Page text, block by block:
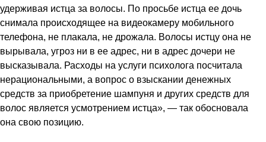
удерживая истца за волосы. По просьбе истца ее дочь
снимала происходящее на видеокамеру мобильного
телефона, не плакала, не дрожала. Волосы истцу она не
вырывала, угроз ни в ее адрес, ни в адрес дочери не
высказывала. Расходы на услуги психолога посчитала
нерациональными, а вопрос о взыскании денежных
средств за приобретение шампуня и других средств для
волос является усмотрением истца», — так обосновала
она свою позицию.